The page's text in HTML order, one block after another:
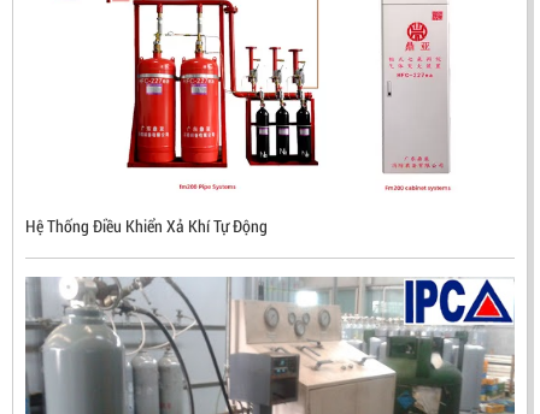
ĐẦU BÁO LỬA CHỐNG NỔ CHỐNG NƯỚC UV/IR- UX300
NHẬP KHẨU HÀN QUỐC
LIÊN HỆ
Mã sản phẩm: UX300
Hệ Thống Điều Khiển Xả Khí Tự Động